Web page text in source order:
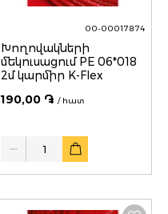
00-00017874
Խողովակների
մեկուսացում PE 06*018
2մ կարմիր K-Flex
190,00 ֏ / հատ
Quantity